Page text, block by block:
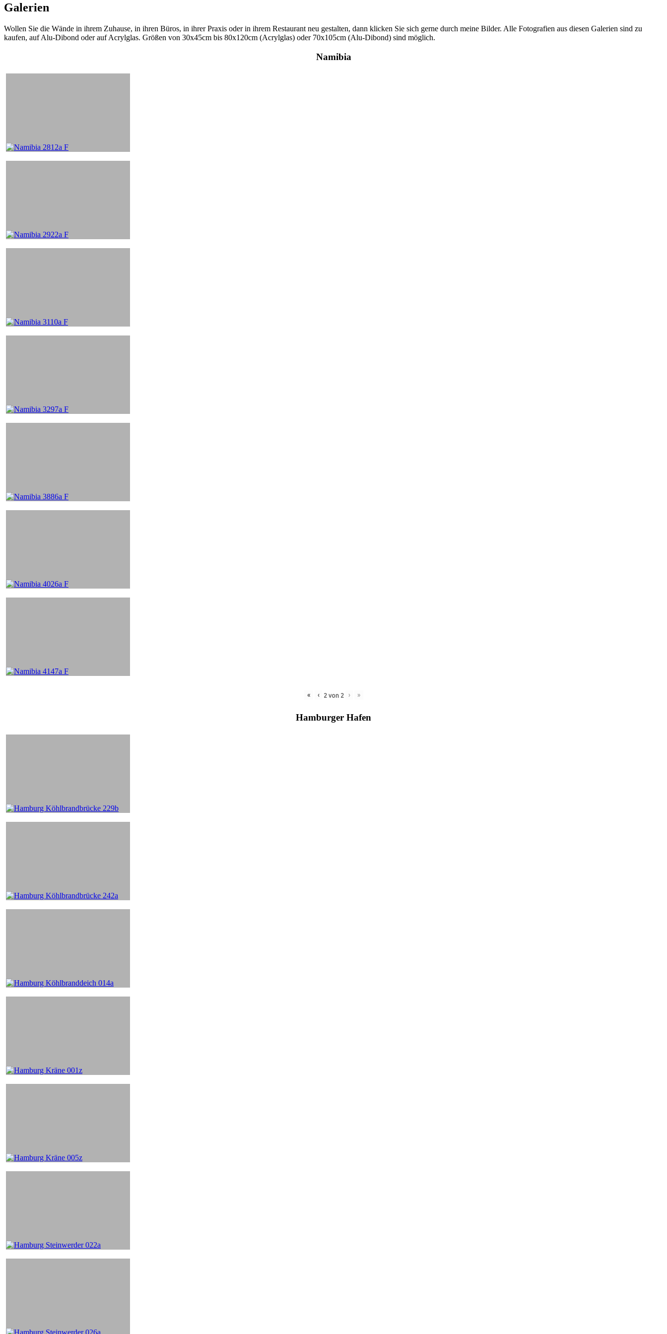
Galerien
Wollen Sie die Wände in ihrem Zuhause, in ihren Büros, in ihrer Praxis oder in ihrem Restaurant neu gestalten, dann klicken Sie sich gerne durch meine Bilder. Alle Fotografien aus diesen Galerien sind zu
kaufen, auf Alu-Dibond oder auf Acrylglas. Größen von 30x45cm bis 80x120cm (Acrylglas) oder 70x105cm (Alu-Dibond) sind möglich.
Namibia
« ‹ 2von 2 › »
Hamburger Hafen